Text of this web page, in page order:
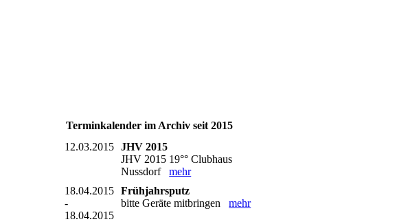
Terminkalender im Archiv seit 2015
12.03.2015
JHV 2015
JHV 2015 19°° Clubhaus
Nussdorfmehr
18.04.2015
-
18.04.2015
Frühjahrsputz
bitte Geräte mitbringenmehr